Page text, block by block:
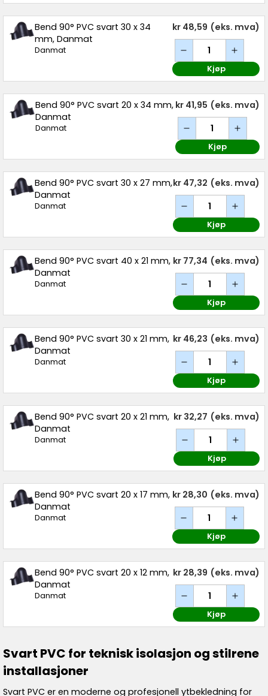
Bend 90° PVC svart 30 x 34
mm, Danmat
Danmat
kr 48,59 (eks. mva)
Kjøp
Bend 90° PVC svart 20 x 34 mm,
Danmat
Danmat
kr 41,95 (eks. mva)
Kjøp
Bend 90° PVC svart 30 x 27 mm,
Danmat
Danmat
kr 47,32 (eks. mva)
Kjøp
Bend 90° PVC svart 40 x 21 mm,
Danmat
Danmat
kr 77,34 (eks. mva)
Kjøp
Bend 90° PVC svart 30 x 21 mm,
Danmat
Danmat
kr 46,23 (eks. mva)
Kjøp
Bend 90° PVC svart 20 x 21 mm,
Danmat
Danmat
kr 32,27 (eks. mva)
Kjøp
Bend 90° PVC svart 20 x 17 mm,
Danmat
Danmat
kr 28,30 (eks. mva)
Kjøp
Bend 90° PVC svart 20 x 12 mm,
Danmat
Danmat
kr 28,39 (eks. mva)
Kjøp
Svart PVC for teknisk isolasjon og stilrene
installasjoner
Svart PVC er en moderne og profesjonell ytbekledning for